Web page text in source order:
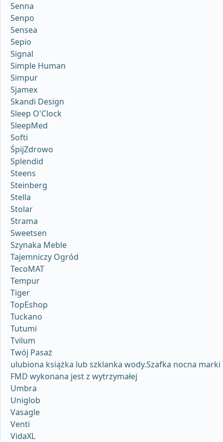
Senna
Senpo
Sensea
Sepio
Signal
Simple Human
Simpur
Sjamex
Skandi Design
Sleep O'Clock
SleepMed
Softi
ŚpijZdrowo
Splendid
Steens
Steinberg
Stella
Stolar
Strama
Sweetsen
Szynaka Meble
Tajemniczy Ogród
TecoMAT
Tempur
Tiger
TopEshop
Tuckano
Tutumi
Tvilum
Twój Pasaż
ulubiona książka lub szklanka wody.Szafka nocna marki
FMD wykonana jest z wytrzymałej
Umbra
Uniglob
Vasagle
Venti
VidaXL